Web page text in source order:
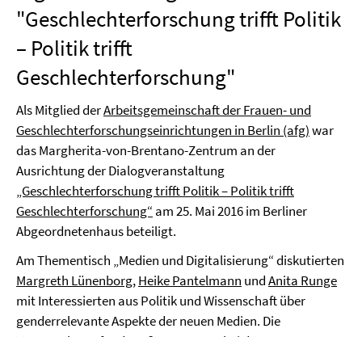
"Geschlechterforschung trifft Politik
– Politik trifft
Geschlechterforschung"
Als Mitglied derArbeitsgemeinschaft der Frauen- und
Geschlechterforschungseinrichtungen in Berlin (afg)war
das Margherita-von-Brentano-Zentrum an der
Ausrichtung der Dialogveranstaltung
„Geschlechterforschung trifft Politik – Politik trifft
Geschlechterforschung“ am 25. Mai 2016 im Berliner
Abgeordnetenhaus beteiligt.
Am Thementisch „Medien und Digitalisierung“ diskutierten
Margreth Lünenborg,Heike Pantelmann undAnita Runge
mit Interessierten aus Politik und Wissenschaft über
genderrelevante Aspekte der neuen Medien. Die